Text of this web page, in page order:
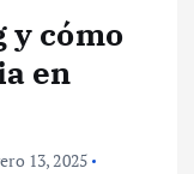
y cómo
en
13, 2025